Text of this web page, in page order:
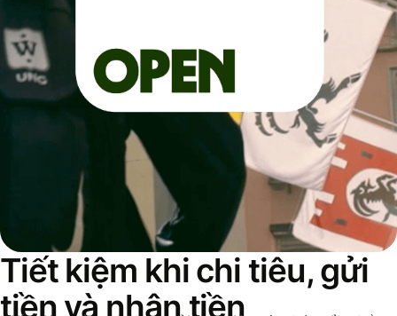
Tiết kiệm khi chi tiêu, gửi
tiền và nhận tiền